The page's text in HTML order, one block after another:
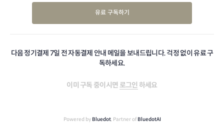
유료 구독하기
다음 정기결제 7일 전 자동결제 안내 메일을 보내드립니다. 걱정 없이 유료 구
독하세요.
이미 구독 중이시면 로그인 하세요
Powered by Bluedot, Partner of BluedotAI